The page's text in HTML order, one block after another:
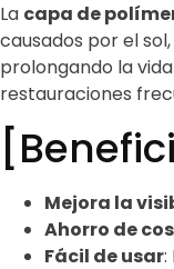
La capa de
causados por el
prolongando la
restauraciones
Mejora la
Ahorro de
Fácil de usar: